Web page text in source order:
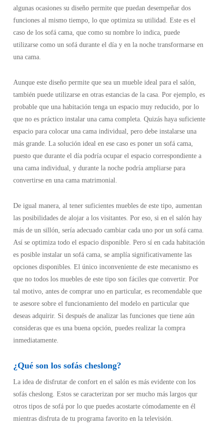
algunas ocasiones su diseño permite que puedan desempeñar dos
funciones al mismo tiempo, lo que optimiza su utilidad. Este es el
caso de los sofá cama, que como su nombre lo indica, puede
utilizarse como un sofá durante el día y en la noche transformarse en
una cama.
Aunque este diseño permite que sea un mueble ideal para el salón,
también puede utilizarse en otras estancias de la casa. Por ejemplo, es
probable que una habitación tenga un espacio muy reducido, por lo
que no es práctico instalar una cama completa. Quizás haya suficiente
espacio para colocar una cama individual, pero debe instalarse una
más grande. La solución ideal en ese caso es poner un sofá cama,
puesto que durante el día podría ocupar el espacio correspondiente a
una cama individual, y durante la noche podría ampliarse para
convertirse en una cama matrimonial.
De igual manera, al tener suficientes muebles de este tipo, aumentan
las posibilidades de alojar a los visitantes. Por eso, si en el salón hay
más de un sillón, sería adecuado cambiar cada uno por un sofá cama.
Así se optimiza todo el espacio disponible. Pero sí en cada habitación
es posible instalar un sofá cama, se amplía significativamente las
opciones disponibles. El único inconveniente de este mecanismo es
que no todos los muebles de este tipo son fáciles que convertir. Por
tal motivo, antes de comprar uno en particular, es recomendable que
te asesore sobre el funcionamiento del modelo en particular que
deseas adquirir. Si después de analizar las funciones que tiene aún
consideras que es una buena opción, puedes realizar la compra
inmediatamente.
¿Qué son los sofás cheslong?
La idea de disfrutar de confort en el salón es más evidente con los
sofás cheslong. Estos se caracterizan por ser mucho más largos qur
otros tipos de sofá por lo que puedes acostarte cómodamente en él
mientras disfruta de tu programa favorito en la televisión.